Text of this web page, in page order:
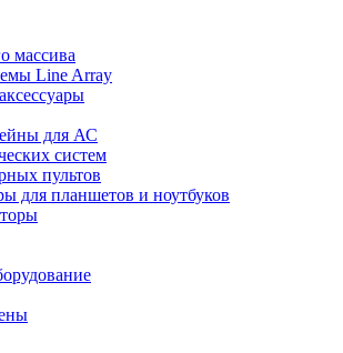
массива
Line Array
для АС
систем
пультов
для планшетов и ноутбуков